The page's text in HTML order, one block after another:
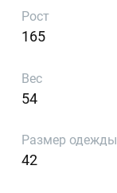
Рост
165
Вес
54
Размер одежды
42